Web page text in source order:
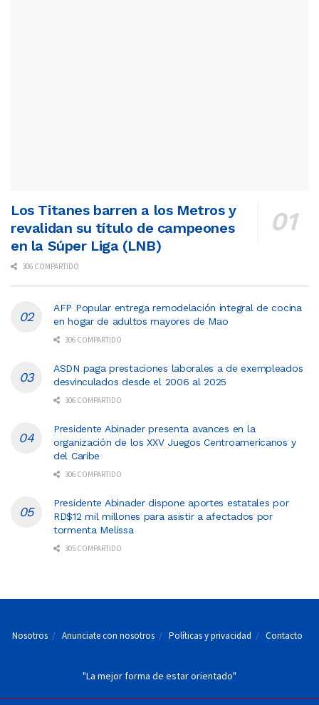
Los Titanes barren a los Metros y
revalidan su título de campeones
en la Súper Liga (LNB)
306 COMPARTIDO
AFP Popular entrega remodelación integral de cocina
en hogar de adultos mayores de Mao
306 COMPARTIDO
ASDN paga prestaciones laborales a de exempleados
desvinculados desde el 2006 al 2025
306 COMPARTIDO
Presidente Abinader presenta avances en la
organización de los XXV Juegos Centroamericanos y
del Caribe
306 COMPARTIDO
Presidente Abinader dispone aportes estatales por
RD$12 mil millones para asistir a afectados por
tormenta Melissa
305 COMPARTIDO
Nosotros Anunciate con nosotros Políticas y privacidad Contacto
"La mejor forma de estar orientado"